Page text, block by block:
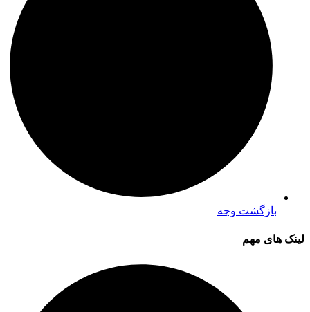
بازگشت وجه
لینک های مهم